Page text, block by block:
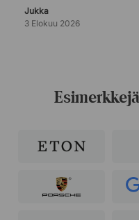
Jukka
3 Elokuu 2026